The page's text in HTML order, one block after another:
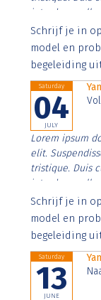
interdum
Aenean
imperdiet.
Schrijf je in
model en
begeleiding
Saturday
04
JULY
Lorem ipsum
elit.
tristique. Duis
interdum
Aenean
imperdiet.
Schrijf je in
model en
begeleiding
Saturday
13
JUNE